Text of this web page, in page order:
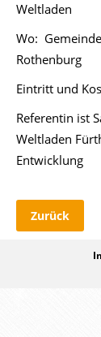
Weltladen
Wo:
Rothenburg
Eintritt und
Referentin ist
Weltladen
Entwicklung
Zurück